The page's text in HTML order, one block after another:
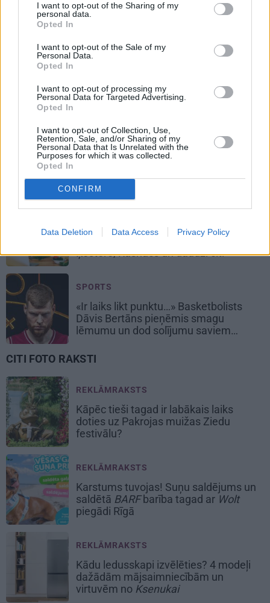
I want to opt-out of the Sharing of my
personal data.
Opted In
I want to opt-out of the Sale of my
Personal Data.
Opted In
I want to opt-out of processing my
Personal Data for Targeted Advertising.
Opted In
I want to opt-out of Collection, Use,
Retention, Sale, and/or Sharing of my
Personal Data that Is Unrelated with the
Purposes for which it was collected.
Opted In
CONFIRM
Data Deletion Data Access Privacy Policy
JAUNĀKIE RAKSTI
HOROSKOPI
Horoskops visām zīmēm no 6. līdz 12.
augustam
PERSONĪBAS
Džilindžera mīļoto Lindu Kalniņu
piemeklējušas savādas sajūtas. Viņa
VIEDOKLIS
Darbs no mājām – aizliegt vai
turpināt? Karstus viedokļus pauž
Ķestere, Rasnačs un daudzi citi
SPORTS
«Ir laiks likt punktu…» Basketbolists
Dāvis Bertāns pieņēmis smagu
lēmumu un dod solījumu saviem
CITI FOTO RAKSTI
REKLĀMRAKSTS
Kāpēc tieši tagad ir labākais laiks
doties uz Pakrojas muižas Ziedu
festivālu?
REKLĀMRAKSTS
Karstums tuvojas! Suņu saldējums un
saldētā BARFbarība tagad ar Wolt
piegādi Rīgā
REKLĀMRAKSTS
Kādu ledusskapi izvēlēties? 4 modeļi
dažādām mājsaimniecībām un
virtuvēm no Ksenukai